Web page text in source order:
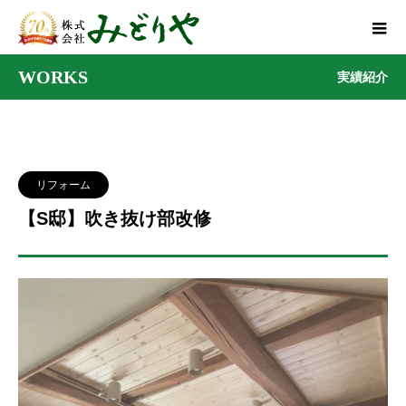
WORKS 実績紹介
リフォーム
【S邸】吹き抜け部改修